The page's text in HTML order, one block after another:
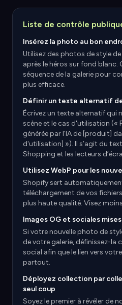
Liste de contrôle
Insérez la photo au bon
Utilisez des photos de style
après le héros sur fond blanc.
séquence de la galerie pour
plus efficace.
Définir un texte alternatif
Écrivez un texte alternatif qui
scène et le cas d'utilisation («
générée par l'IA de [produit]
d'utilisation] »). Il s’agit du
Shopping et les lecteurs
Utilisez WebP pour les
Shopify sert
téléchargement de vos
plus haute qualité. Visez
Images OG et sociales
Si votre nouvelle photo de
de votre galerie, définissez-la
social afin que le lien vers
partout.
Déployez collection par
seul coup
Soyez le premier à révéler de